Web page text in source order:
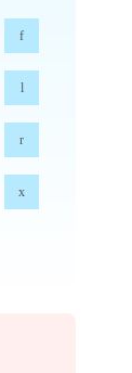
f
l
r
x